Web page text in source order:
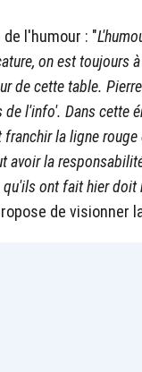
l'humour : "
on est toujours
de cette table.
de l'info'. Dans cette
la ligne
avoir la
qu'ils ont fait hier
de visionner